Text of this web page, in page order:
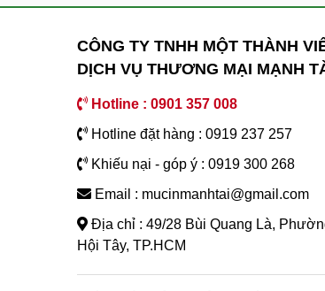
CÔNG TY TNHH MỘT THÀNH
DỊCH VỤ THƯƠNG MẠI MẠNH
Hotline : 0901 357 008
Hotline đặt hàng : 0919 237 257
Khiếu nại - góp ý : 0919 300 268
Email : mucinmanhtai@gmail.com
Địa chỉ : 49/28 Bùi Quang Là,
Hội Tây, TP.HCM